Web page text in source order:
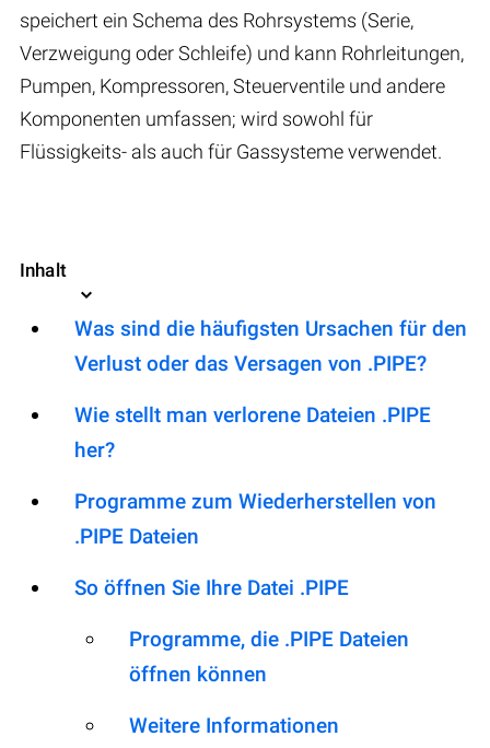
speichert ein Schema des Rohrsystems (Serie,
Verzweigung oder Schleife) und kann Rohrleitungen,
Pumpen, Kompressoren, Steuerventile und andere
Komponenten umfassen; wird sowohl für
Flüssigkeits- als auch für Gassysteme verwendet.
Inhalt
Was sind die häufigsten Ursachen für den
Verlust oder das Versagen von .PIPE?
Wie stellt man verlorene Dateien .PIPE
her?
Programme zum Wiederherstellen von
.PIPE Dateien
So öffnen Sie Ihre Datei .PIPE
Programme, die .PIPE Dateien
öffnen können
Weitere Informationen